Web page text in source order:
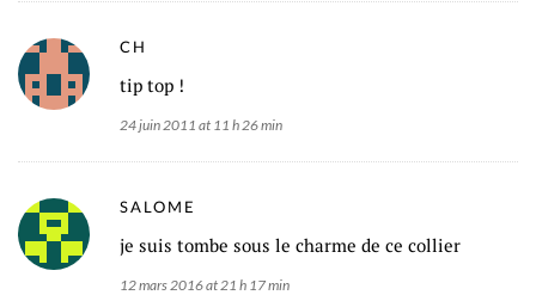
CH
tip top !
24 juin 2011 at 11 h 26 min
SALOME
je suis tombe sous le charme de ce collier
12 mars 2016 at 21 h 17 min